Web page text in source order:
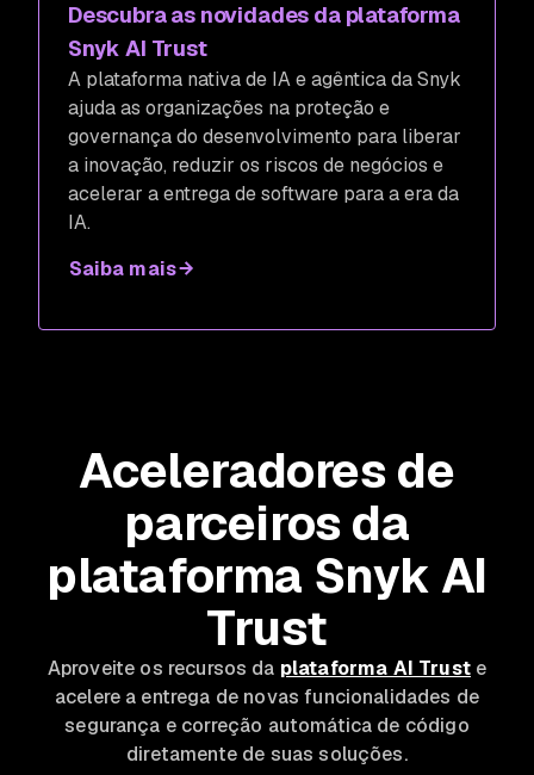
Descubra as novidades da plataforma
Snyk AI Trust
A plataforma nativa de IA e agêntica da Snyk
ajuda as organizações na proteção e
governança do desenvolvimento para liberar
a inovação, reduzir os riscos de negócios e
acelerar a entrega de software para a era da
IA.
Saiba mais
Aceleradores de
parceiros da
plataforma Snyk AI
Trust
Aproveite os recursos da plataforma AI Truste
acelere a entrega de novas funcionalidades de
segurança e correção automática de código
diretamente de suas soluções.